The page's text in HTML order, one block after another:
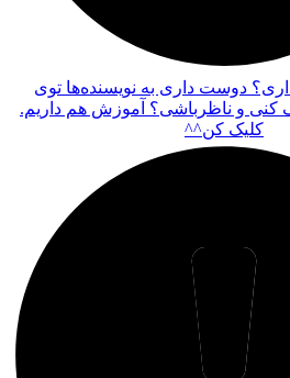
دوست داری به نویسنده‌ها توی
کنی و ناظرباشی؟ آموزش هم داریم.
کلیک کن^^